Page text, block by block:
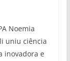
Noemia
uniu ciência
inovadora e